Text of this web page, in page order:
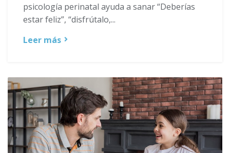
psicología perinatal ayuda a sanar “Deberías
estar feliz”, “disfrútalo,...
Leer más